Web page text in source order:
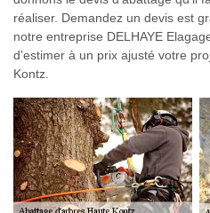
réaliser. Demandez un devis est
notre entreprise DELHAYE
d’estimer à un prix ajusté votre
Kontz.